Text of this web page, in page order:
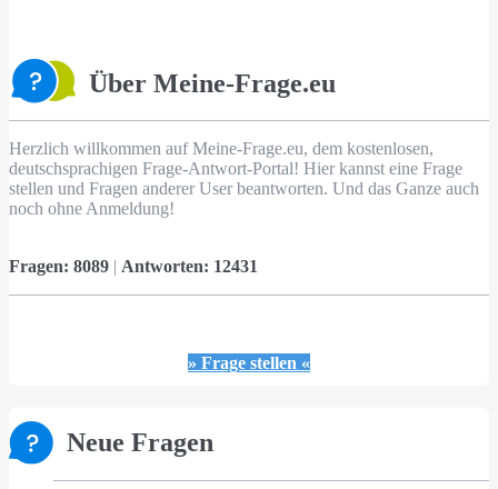
Über Meine-Frage.eu
Herzlich willkommen auf Meine-Frage.eu, dem kostenlosen,
deutschsprachigen Frage-Antwort-Portal! Hier kannst eine Frage
stellen und Fragen anderer User beantworten. Und das Ganze auch
noch ohne Anmeldung!
Fragen: 8089 | Antworten: 12431
» Frage stellen «
Neue Fragen